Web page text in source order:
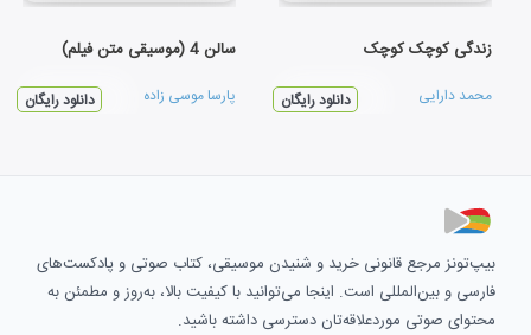
زندگی کوچک کوچک
محمد دارایی دانلود رایگان
سالن 4 (موسیقی متن فیلم)
پارسا موسی زاده دانلود رایگان
بیپ‌تونز مرجع قانونی خرید و شنیدن موسیقی، کتاب صوتی و پادکست‌های
فارسی و بین‌المللی است. اینجا می‌توانید با کیفیت بالا، به‌روز و مطمئن به
محتوای صوتی موردعلاقه‌تان دسترسی داشته باشید.